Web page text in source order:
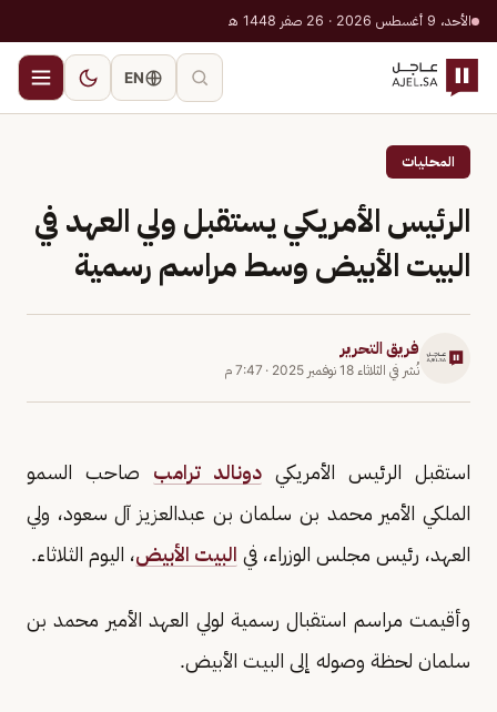
الأحد، 9 أغسطس 2026 · 26 صفر 1448 هـ
EN
المحليات
الرئيس الأمريكي يستقبل ولي العهد في
البيت الأبيض وسط مراسم رسمية
فريق التحرير
نُشر في الثلاثاء 18 نوفمبر 2025 · 7:47 م
استقبل الرئيس الأمريكي دونالد ترامب صاحب السمو
الملكي الأمير محمد بن سلمان بن عبدالعزيز آل سعود، ولي
العهد، رئيس مجلس الوزراء، في البيت الأبيض، اليوم الثلاثاء.
وأقيمت مراسم استقبال رسمية لولي العهد الأمير محمد بن
سلمان لحظة وصوله إلى البيت الأبيض.